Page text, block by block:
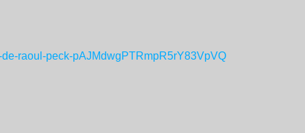
raoul-peck-pAJMdwgPTRmpR5rY83VpVQ